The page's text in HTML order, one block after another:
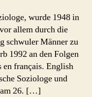
Wien
–
1992
Paris)
wurde 1948 in
allem durch die
schwuler Männer zu
1992 an den Folgen
en français. English
Soziologe und
am 26. […]